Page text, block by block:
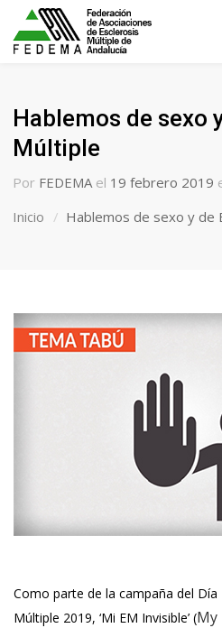
Hablemos de sexo
Múltiple
Por FEDEMA el 19 febrero 2019
Inicio
Hablemos de sexo y de
Como parte de la campaña del Día
Múltiple 2019, ‘Mi EM Invisible’ (My